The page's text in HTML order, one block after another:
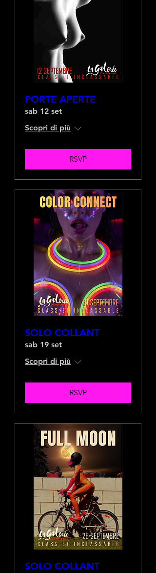
PORTE APERTE
sab 12 set
Scopri di più
RSVP
SOLO COLLANT
sab 19 set
Scopri di più
RSVP
SOLO COLLANT